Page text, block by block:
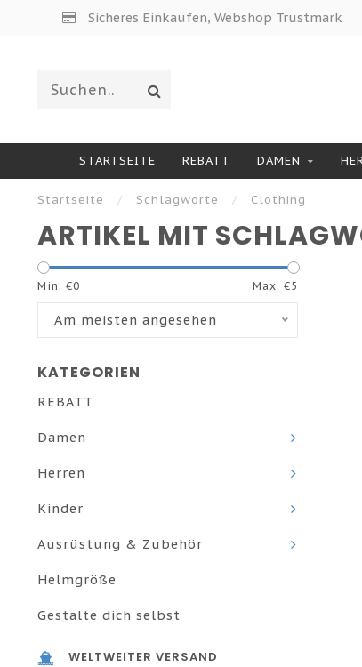
Sicheres Einkaufen, Webshop Trustmark
STARTSEITE REBATT DAMEN
Startseite / Schlagworte / Clothing
ARTIKEL MIT
Min: €0 Max: €5
Am meisten angesehen
KATEGORIEN
REBATT
Damen
Herren
Kinder
Ausrüstung & Zubehör
Helmgröße
Gestalte dich selbst
WELTWEITER VERSAND